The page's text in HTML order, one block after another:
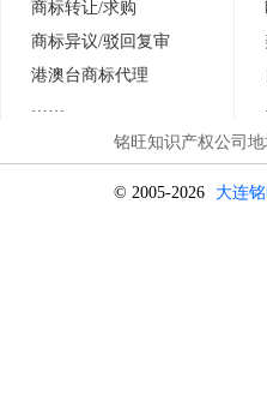
商标转让/求购
商标异议/驳回复审
港澳台商标代理
铭旺知识产权公司
© 2005-2026 大连